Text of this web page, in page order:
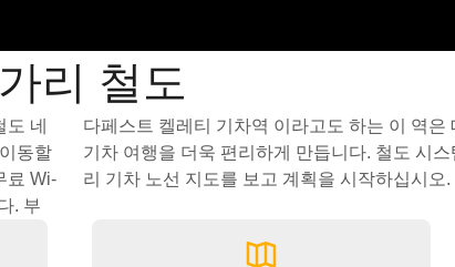
리 철도
네
동할
료 Wi-
. 부
역의
헝가
리 기차 노선 지도를 보고 계획을 시작하십시오.